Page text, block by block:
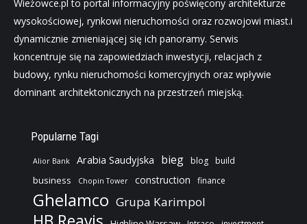
Wieżowce.pl to portal informacyjny poświęcony architekturze
wysokościowej, rynkowi nieruchomości oraz rozwojowi miast.i
dynamicznie zmieniającej się ich panoramy. Serwis
koncentruje się na zapowiedziach inwestycji, relacjach z
budowy, rynku nieruchomości komercyjnych oraz wpływie
dominant architektonicznych na przestrzeń miejską.
Popularne Tagi
Alior Bank Arabia Saudyjska bieg blog build
business Chopin Tower construction finance
Ghelamco Grupa Karimpol